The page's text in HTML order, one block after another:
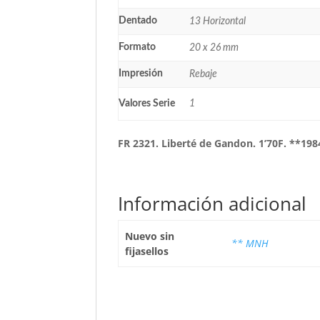
Dentado 13 Horizontal
Formato 20 x 26 mm
Impresión Rebaje
Valores Serie 1
FR 2321. Liberté de Gandon. 1’70F.
Información adicional
Nuevo sin
fijasellos
** MNH